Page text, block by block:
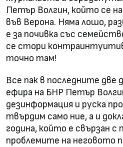
Петър Волгин, който се
във Верона. Няма лошо,
е за почивка със
се стори
точно там!
Все пак в последните
ефира на БНР Петър
дезинформация и руска
твърдим само ние, а и
година, който е свързан
проблемите на неговото